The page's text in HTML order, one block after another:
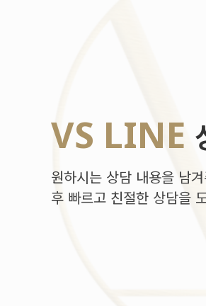
VS LINE
원하시는 상담 내용을 남
후 빠르고 친절한 상담을